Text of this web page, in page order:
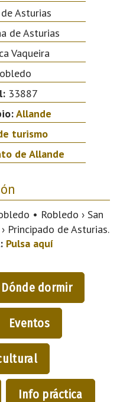
Asturias
de Asturias
Vaqueira
33887
Allande
turismo
de Allande
• Robledo › San
Principado de Asturias.
Pulsa aquí
Dónde dormir
Eventos
Info práctica